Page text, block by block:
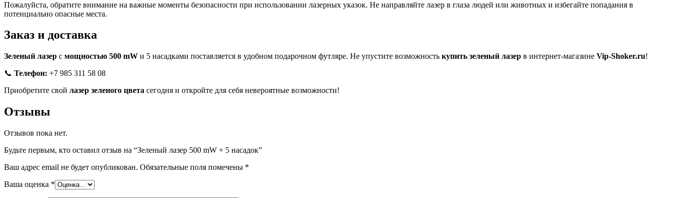
Пожалуйста, обратите внимание на важные моменты безопасности при использовании лазерных указок. Не направляйте лазер в глаза людей или животных и избегайте попадания в
потенциально опасные места.
Заказ и доставка
Зеленый лазер с мощностью 500 mW и 5 насадками поставляется в удобном подарочном футляре. Не упустите возможность купить зеленый лазер в интернет-магазине Vip-Shoker.ru!
📞 Телефон: +7 985 311 58 08
Приобретите свой лазер зеленого цвета сегодня и откройте для себя невероятные возможности!
Отзывы
Отзывов пока нет.
Будьте первым, кто оставил отзыв на “Зеленый лазер 500 mW + 5 насадок”
Ваш адрес email не будет опубликован. Обязательные поля помечены *
Ваша оценка *